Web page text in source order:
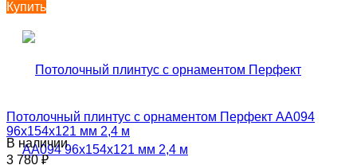
Купить
Потолочный плинтус с орнаментом Перфект AA094
96х154х121 мм 2,4 м
В наличии
3 780₽